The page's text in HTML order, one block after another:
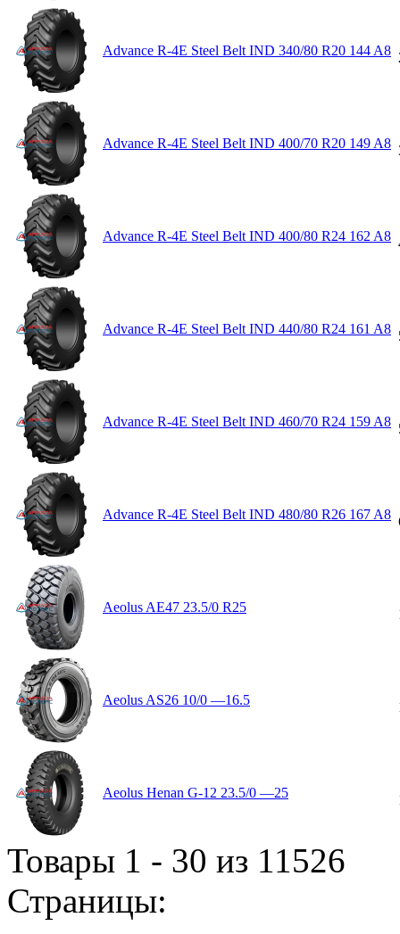
Advance R-4E Steel Belt IND 340/80 R20 144 A8
Advance R-4E Steel Belt IND 400/70 R20 149 A8
Advance R-4E Steel Belt IND 400/80 R24 162 A8
Advance R-4E Steel Belt IND 440/80 R24 161 A8
Advance R-4E Steel Belt IND 460/70 R24 159 A8
Advance R-4E Steel Belt IND 480/80 R26 167 A8
Aeolus AE47 23.5/0 R25
Aeolus AS26 10/0 —16.5
Aeolus Henan G-12 23.5/0 —25
Товары 1 - 30 из 11526
Страницы: